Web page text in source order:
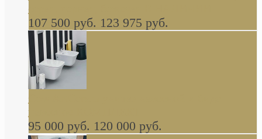
серая, черная, бежевая В НАЛИЧИИ
107 500 руб. 123 975 руб.
навесное КОМПЛЕКТ
95 000 руб. 120 000 руб.